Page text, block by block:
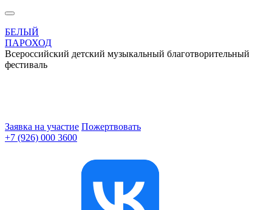
БЕЛЫЙ
ПАРОХОД
Всероссийский детский музыкальный благотворительный
фестиваль
Заявка на участие Пожертвовать
+7 (926) 000 3600